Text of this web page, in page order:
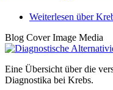
Weiterlesen über
Blog Cover Image Media
Eine Übersicht über die
Diagnostika bei Krebs.